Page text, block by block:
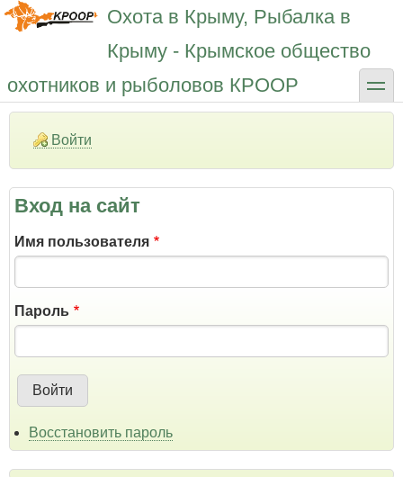
Перейти
Охота в Крыму, Рыбалка в
Крыму - Крымское общество
охотников и рыболовов КРООР
toggle
Войти
Вход на сайт
Имя пользователя
Пароль
Восстановить пароль